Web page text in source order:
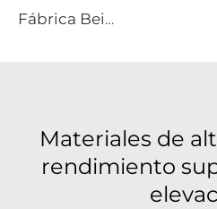
Fábrica Beiben Suministra Grúa para Camión de Transporte Especial Todo Terreno 4X4 6x6 Brazo Plegable Rígido
Materiales de
rendimiento